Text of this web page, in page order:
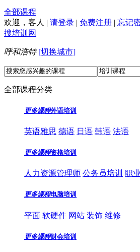
全部课程
欢迎， 客人 | 请登录 | 免费注册 | 忘记
搜培训网
呼和浩特 [切换城市]
全部课程分类
更多课程外语培训
英语雅思 德语 日语 韩语 法语
更多课程资格培训
人力资源管理师 公务员培训 职
更多课程电脑培训
平面 软硬件 网站 装饰 维修
更多课程财会培训